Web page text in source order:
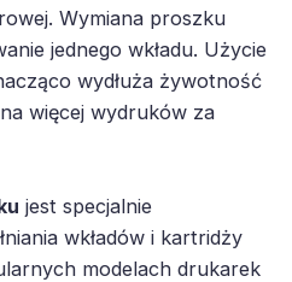
Wymiana proszku
jednego wkładu. Użycie
wydłuża żywotność
więcej wydruków za
jest specjalnie
wkładów i kartridży
modelach drukarek